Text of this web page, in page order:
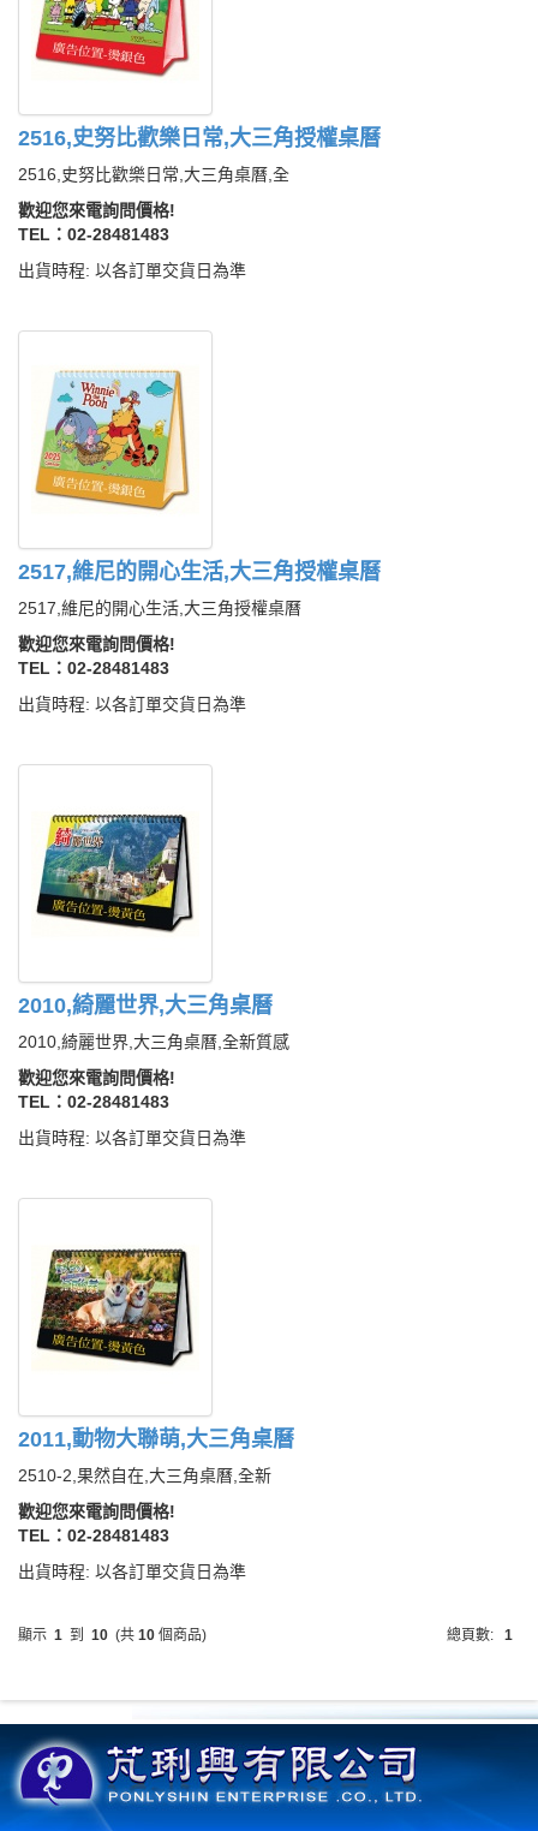
2516,史努比歡樂日常,大三角授權桌曆
2516,史努比歡樂日常,大三角桌曆,全
歡迎您來電詢問價格!
TEL：02-28481483
出貨時程: 以各訂單交貨日為準
2517,維尼的開心生活,大三角授權桌曆
2517,維尼的開心生活,大三角授權桌曆
歡迎您來電詢問價格!
TEL：02-28481483
出貨時程: 以各訂單交貨日為準
2010,綺麗世界,大三角桌曆
2010,綺麗世界,大三角桌曆,全新質感
歡迎您來電詢問價格!
TEL：02-28481483
出貨時程: 以各訂單交貨日為準
2011,動物大聯萌,大三角桌曆
2510-2,果然自在,大三角桌曆,全新
歡迎您來電詢問價格!
TEL：02-28481483
出貨時程: 以各訂單交貨日為準
顯示 1 到 10 (共 10 個商品) 總頁數: 1